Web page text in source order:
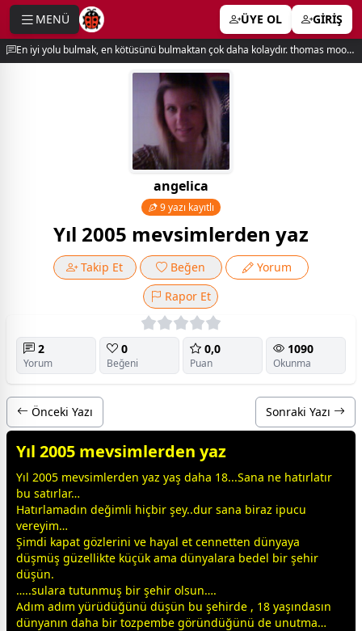
MENÜ ÜYE OL GİRİŞ
En iyi yolu bulmak, en kötüsünü bulmaktan çok daha kolaydır. thomas moore
angelica
9 yazı kayıtlı
Yıl 2005 mevsimlerden yaz
Takip Et Beğen
Yorum
Rapor Et
2
Yorum
0
Beğeni
0,0
Puan
1090
Okunma
Önceki Yazı Sonraki Yazı
Yıl 2005 mevsimlerden yaz
Yıl 2005 mevsimlerden yaz yaş daha 18...Sana ne hatırlatır
bu satırlar…
Hatırlamadın değimli hiçbir şey..dur sana biraz ipucu
vereyim…
Şimdi kapat gözlerini ve hayal et cennetten dünyaya
düşmüş güzellikte küçük ama dünyalara bedel bir şehir
düşün.
…..sulara tutunmuş bir şehir olsun….
Adım adım yürüdüğünü düşün bu şehirde , 18 yaşındasın
dünyanın daha bir tozpembe göründüğünü de unutma…
menu